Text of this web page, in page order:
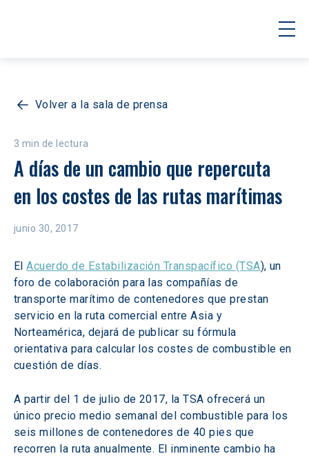
Volver a la sala de prensa
3 min de lectura
A días de un cambio que repercuta
en los costes de las rutas marítimas
junio 30, 2017
El Acuerdo de Estabilización Transpacífico (TSA), un
foro de colaboración para las compañías de
transporte marítimo de contenedores que prestan
servicio en la ruta comercial entre Asia y
Norteamérica, dejará de publicar su fórmula
orientativa para calcular los costes de combustible en
cuestión de días.
A partir del 1 de julio de 2017, la TSA ofrecerá un
único precio medio semanal del combustible para los
seis millones de contenedores de 40 pies que
recorren la ruta anualmente. El inminente cambio ha